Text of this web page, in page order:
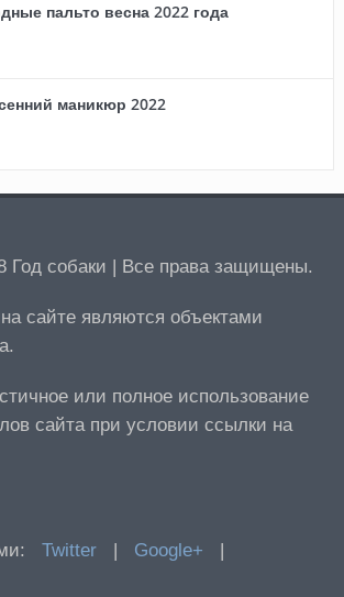
пальто весна 2022 года
маникюр 2022
Год собаки | Все права защищены.
сайте являются объектами
или полное использование
сайта при условии ссылки на
Twitter Google+